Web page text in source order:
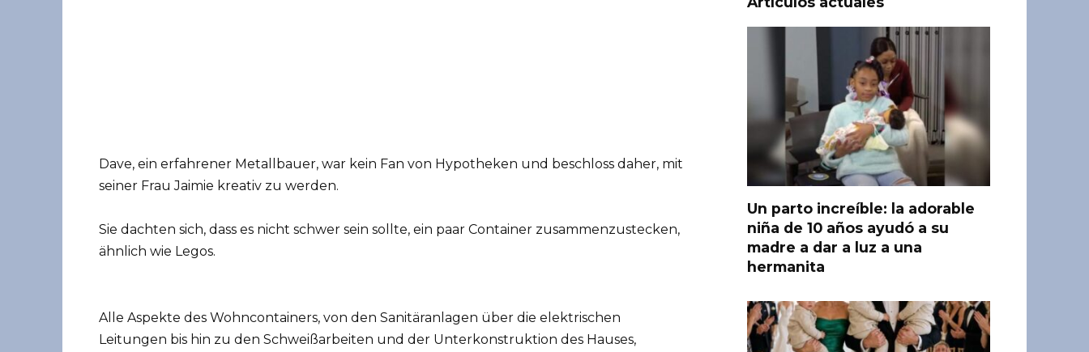
Dave, ein erfahrener Metallbauer, war kein Fan von Hypotheken und beschloss daher, mit
seiner Frau Jaimie kreativ zu werden.
Sie dachten sich, dass es nicht schwer sein sollte, ein paar Container zusammenzustecken,
ähnlich wie Legos.
Alle Aspekte des Wohncontainers, von den Sanitäranlagen über die elektrischen
Leitungen bis hin zu den Schweißarbeiten und der Unterkonstruktion des Hauses,
Un parto increíble: la adorable
niña de 10 años ayudó a su
madre a dar a luz a una
hermanita